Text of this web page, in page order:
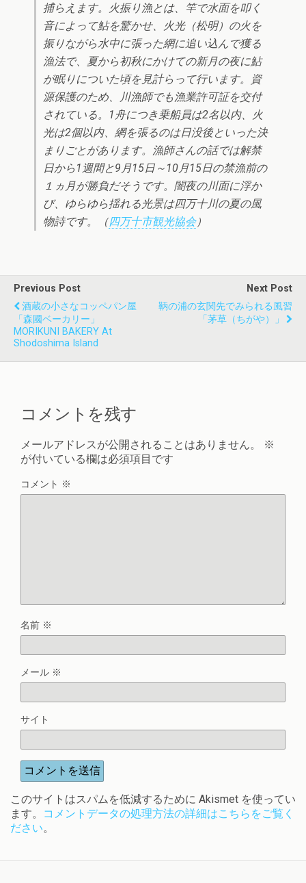
捕らえます。火振り漁とは、竿で水面を叩く
音によって鮎を驚かせ、火光（松明）の火を
振りながら水中に張った網に追い込んで獲る
漁法で、夏から初秋にかけての新月の夜に鮎
が眠りについた頃を見計らって行います。資
源保護のため、川漁師でも漁業許可証を交付
されている。1舟につき乗船員は2名以内、火
光は2個以内、網を張るのは日没後といった決
まりごとがあります。漁師さんの話では解禁
日から1週間と9月15日～10月15日の禁漁前の
１ヵ月が勝負だそうです。闇夜の川面に浮か
び、ゆらゆら揺れる光景は四万十川の夏の風
物詩です。（四万十市観光協会）
Previous Post
酒蔵の小さなコッペパン屋
「森國ベーカリー」
MORIKUNI BAKERY At
Shodoshima Island
Next Post
鞆の浦の玄関先でみられる風習
「茅草（ちがや）」
コメントを残す
メールアドレスが公開されることはありません。
※
が付いている欄は必須項目です
コメント ※
名前 ※
メール ※
サイト
このサイトはスパムを低減するために Akismet を使ってい
ます。
コメントデータの処理方法の詳細はこちらをご覧く
ださい。